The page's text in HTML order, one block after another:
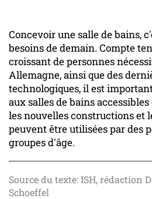
Concevoir une salle de bains,
besoins de demain. Compte
croissant de personnes
Allemagne, ainsi que des
technologiques, il est
aux salles de bains
les nouvelles constructions et
peuvent être utilisées par des
groupes d'âge.
Source du texte: ISH, rédaction
Schoeffel